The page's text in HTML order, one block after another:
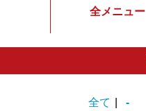
全メニュー
全て -